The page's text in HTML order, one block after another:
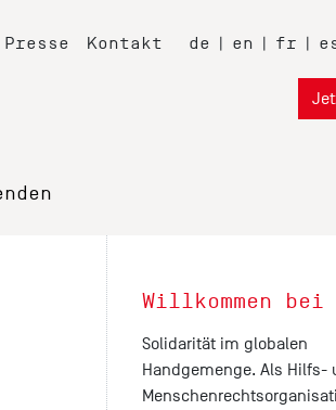
Presse Kontakt de | en | fr |
Willkommen bei
Solidarität im globalen
Handgemenge. Als Hilfs-